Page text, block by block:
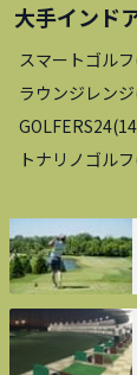
大手インド
スマートゴルフ
ラウンジレンジ
GOLFERS24(14
トナリノゴルフ